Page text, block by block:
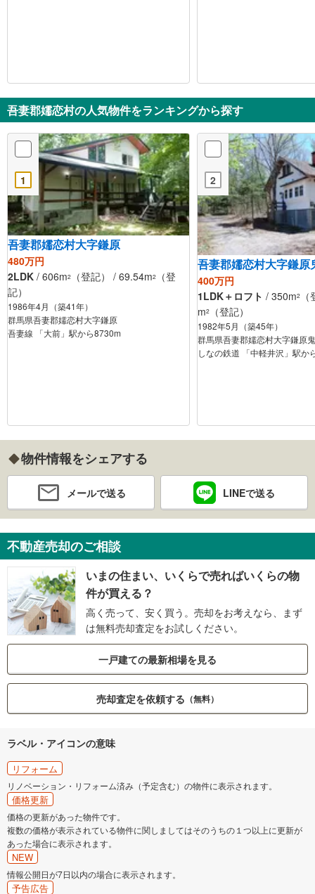
吾妻郡嬬恋村の人気物件をランキングから探す
1
吾妻郡嬬恋村大字鎌原
480万円
2LDK / 606m2 （登記） / 69.54m2
（登
記）
1986年4月（築41年）
群馬県吾妻郡嬬恋村大字鎌原
吾妻線 「大前」駅から8730m
2
吾妻郡嬬恋村大字鎌原
400万円
1LDK＋ロフト / 350m2
m2 （登記）
1982年5月（築45年）
群馬県吾妻郡嬬恋村大字鎌原
しなの鉄道 「中軽井沢」駅か
物件情報をシェアする
メールで送る LINEで送る
不動産売却のご相談
いまの住まい、いくらで売ればいくらの物
件が買える？
高く売って、安く買う。売却をお考えなら、まず
は無料売却査定をお試しください。
一戸建ての最新相場を見る
売却査定を依頼する （無料）
ラベル・アイコンの意味
リフォーム
リノベーション・リフォーム済み（予定含む）の物件に表示されます。
価格更新
価格の更新があった物件です。
複数の価格が表示されている物件に関しましてはそのうちの１つ以上に更新が
あった場合に表示されます。
NEW
情報公開日が7日以内の場合に表示されます。
予告広告